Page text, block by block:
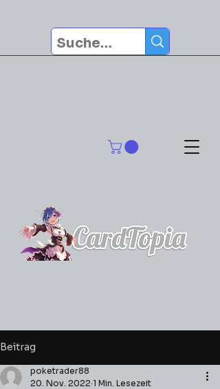
Beitrag
poketrader88
20. Nov. 2022 1 Min. Lesezeit